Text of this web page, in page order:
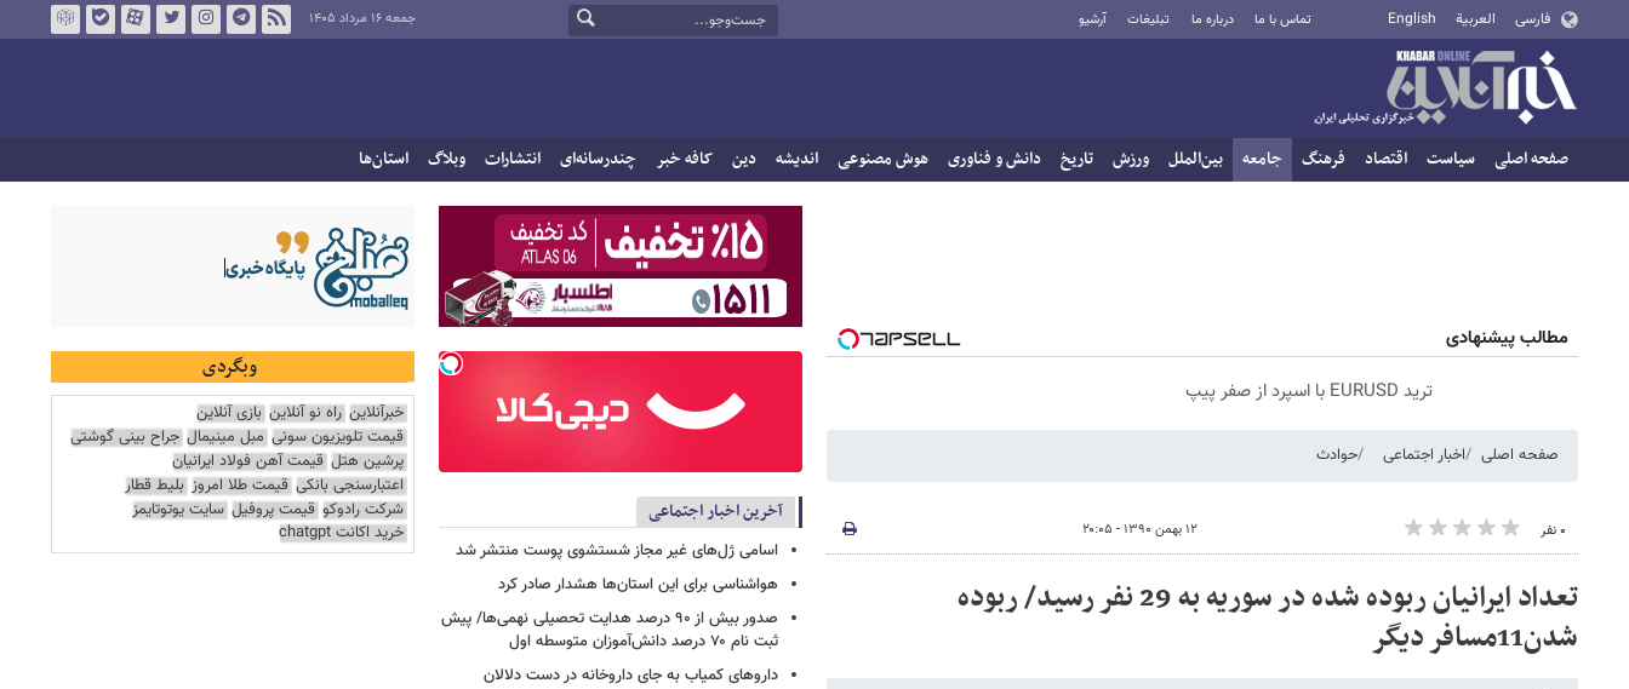
فارسی العربية English تماس با ما درباره ما تبلیغات آرشیو جمعه ۱۶ مرداد ۱۴۰۵
صفحه اصلی سیاست اقتصاد فرهنگ جامعه بین‌الملل ورزش تاریخ دانش و فناوری هوش مصنوعی اندیشه دین کافه خبر چندرسانه‌ای انتشارات وبلاگ استان‌ها
مطالب پیشنهادی
ترید EURUSD با اسپرد از صفر پیپ
صفحه اصلی اخبار اجتماعی حوادث
۰ نفر ۱۲ بهمن ۱۳۹۰ - ۲۰:۰۵
تعداد ایرانیان ربوده شده در سوریه به 29 نفر رسید/ ربوده
شدن11مسافر دیگر
آخرین اخبار اجتماعی
اسامی ژل‌های غیر مجاز شستشوی پوست منتشر شد
هواشناسی برای این استان‌ها هشدار صادر کرد
صدور بیش از ۹۰ درصد هدایت تحصیلی نهمی‌ها/ پیش
ثبت نام ۷۰ درصد دانش‌آموزان متوسطه اول
داروهای کمیاب به جای داروخانه در دست دلالان
وبگردی
خبرآنلاین راه نو آنلاین بازی آنلاین
قیمت تلویزیون سونی مبل مینیمال جراح بینی گوشتی
پرشین هتل قیمت آهن فولاد ایرانیان
اعتبارسنجی بانکی قیمت طلا امروز بلیط قطار
شرکت رادوکو قیمت پروفیل سایت یوتوتایمز
خرید اکانت chatgpt